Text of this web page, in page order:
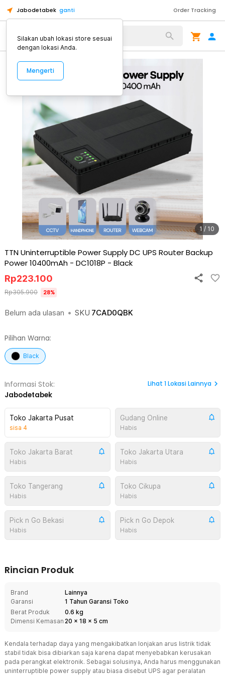
Jabodetabek ganti Order Tracking
Alat Kopi
1 / 10
TTN Uninterruptible Power Supply DC UPS Router Backup
Power 10400mAh - DC1018P - Black
Belum ada ulasan • SKU 7CAD0QBK
Rp223.100
Rp305.900 28%
Pilihan Warna:
Black
Informasi Stok:
Jabodetabek
Lihat 1Lokasi Lainnya
Toko Jakarta Pusat
sisa 4
Gudang Online
Habis
Toko Jakarta Barat
Habis
Toko Jakarta Utara
Habis
Toko Tangerang
Habis
Toko Cikupa
Habis
Pick n Go Bekasi
Habis
Pick n Go Depok
Habis
Rincian Produk
Brand
Lainnya
Garansi
1 Tahun Garansi Toko
Berat Produk
0.6 kg
Dimensi Kemasan 20 x 18 x 5 cm
Kendala terhadap daya yang mengakibatkan lonjakan arus listrik tidak
stabil tidak bisa dibiarkan saja karena dapat menyebabkan kerusakan
pada perangkat elektronik. Sebagai solusinya, Anda harus menggunakan
uninterruptible power supply atau biasa disebut UPS agar peralatan
Silakan ubah lokasi store sesuai
dengan lokasi Anda.
Mengerti